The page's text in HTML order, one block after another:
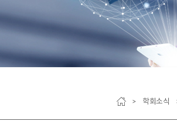
> 학회소식